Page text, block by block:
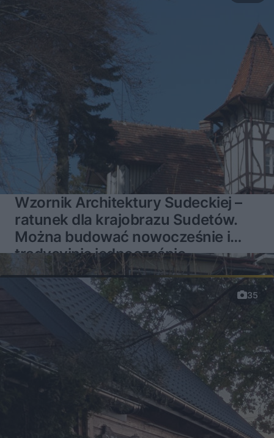
Wzornik Architektury Sudeckiej –
ratunek dla krajobrazu Sudetów.
Można budować nowocześnie i
tradycyjnie jednocześnie
35